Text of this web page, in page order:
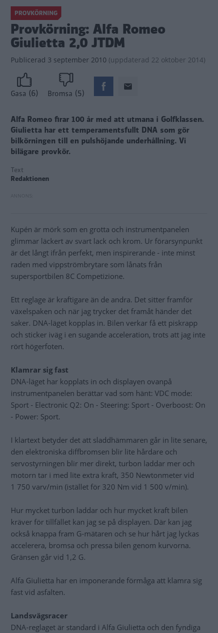
PROVKÖRNING
Provkörning: Alfa Romeo
Giulietta 2,0 JTDM
Publicerad 3 september 2010 (uppdaterad 22 oktober 2014)
Gasa (6) Bromsa (5)
Alfa Romeo firar 100 år med att utmana i Golfklassen.
Giulietta har ett temperamentsfullt DNA som gör
bilkörningen till en pulshöjande underhållning. Vi
bilägare provkör.
Text
Redaktionen
Kupén är mörk som en grotta och instrumentpanelen
glimmar läckert av svart lack och krom. Ur förarsynpunkt
är det långt ifrån perfekt, men inspirerande - inte minst
raden med vippströmbrytare som lånats från
supersportbilen 8C Competizione.
Ett reglage är kraftigare än de andra. Det sitter framför
växelspaken och när jag trycker det framåt händer det
saker. DNA-läget kopplas in. Bilen verkar få ett piskrapp
och sticker iväg i en sugande acceleration, trots att jag inte
rört högerfoten.
Klamrar sig fast
DNA-läget har kopplats in och displayen ovanpå
instrumentpanelen berättar vad som hänt: VDC mode:
Sport - Electronic Q2: On - Steering: Sport - Overboost: On
- Power: Sport.
I klartext betyder det att sladdhämmaren går in lite senare,
den elektroniska diffbromsen blir lite hårdare och
servostyrningen blir mer direkt, turbon laddar mer och
motorn tar i med lite extra kraft, 350 Newtonmeter vid
1 750 varv/min (istället för 320 Nm vid 1 500 v/min).
Hur mycket turbon laddar och hur mycket kraft bilen
kräver för tillfället kan jag se på displayen. Där kan jag
också knappa fram G-mätaren och se hur hårt jag lyckas
accelerera, bromsa och pressa bilen genom kurvorna.
Gränsen går vid 1,2 G.
Alfa Giulietta har en imponerande förmåga att klamra sig
fast vid asfalten.
Landsvägsracer
DNA-reglaget är standard i Alfa Giulietta och den fyndiga